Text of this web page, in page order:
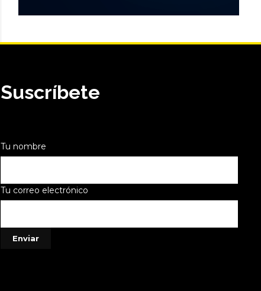
Suscríbete
Tu nombre
Tu correo electrónico